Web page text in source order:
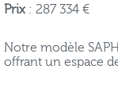
Prix : 287 334 €
Notre modèle
offrant un espace